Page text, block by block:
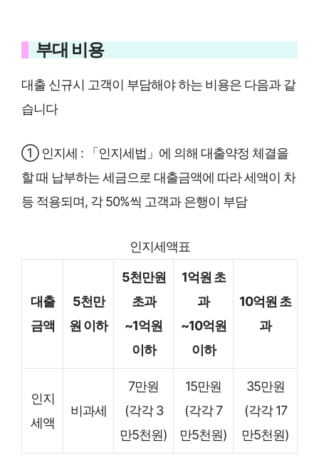
부대 비용
대출 신규시 고객이 부담해야 하는 비용은 다음과 같
습니다
① 인지세 : 「인지세법」에 의해 대출약정 체결을
할 때 납부하는 세금으로 대출금액에 따라 세액이 차
등 적용되며, 각 50%씩 고객과 은행이 부담
인지세액표
대출
금액
5천만
원 이하
5천만원
초과
~1억원
이하
1억원 초
과
~10억원
이하
10억원 초
과
인지
세액
비과세
7만원
(각각 3
만5천원)
15만원
(각각 7
만5천원)
35만원
(각각 17
만5천원)